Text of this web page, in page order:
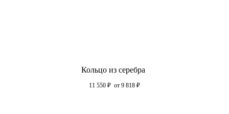
Кольцо из серебра
11 550 ₽ от 9 818 ₽